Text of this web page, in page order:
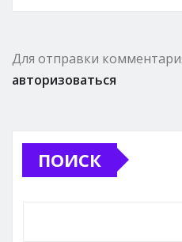
Для отправки
авторизоваться
ПОИСК